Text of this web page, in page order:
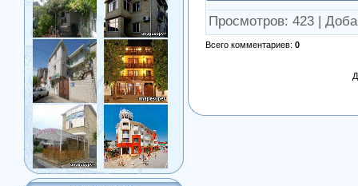
Просмотров: 423 |
Всего комментариев: 0